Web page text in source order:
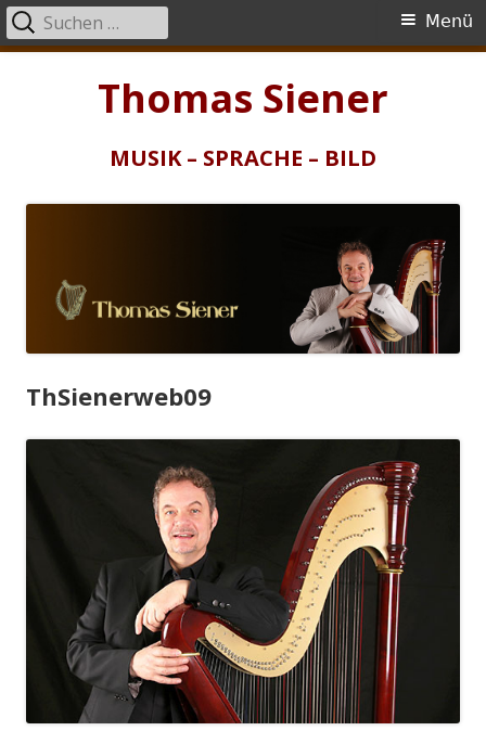
Thomas Siener
MUSIK – SPRACHE – BILD
Primäres
Menü
Suchen
nach:
ThSienerweb09